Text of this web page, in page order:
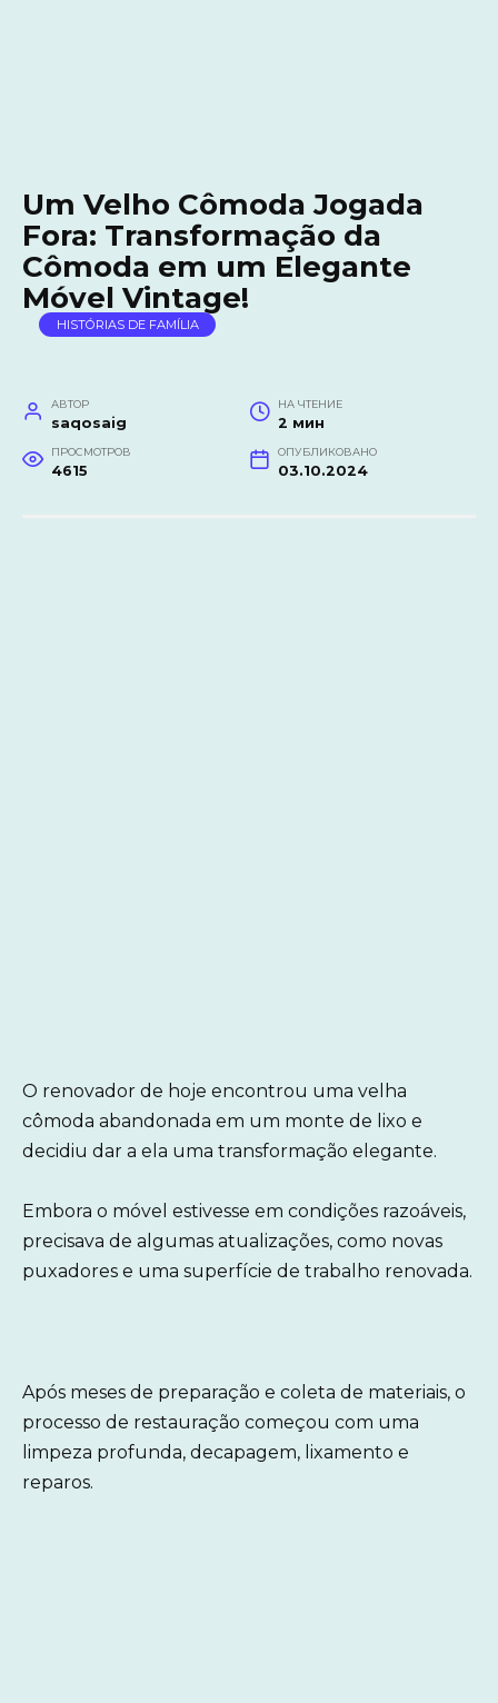
Um Velho Cômoda Jogada
Fora: Transformação da
Cômoda em um Elegante
Móvel Vintage!
HISTÓRIAS DE FAMÍLIA
АВТОР
saqosaig
НА ЧТЕНИЕ
2 мин
ПРОСМОТРОВ
4615
ОПУБЛИКОВАНО
03.10.2024
O renovador de hoje encontrou uma velha
cômoda abandonada em um monte de lixo e
decidiu dar a ela uma transformação elegante.
Embora o móvel estivesse em condições razoáveis,
precisava de algumas atualizações, como novas
puxadores e uma superfície de trabalho renovada.
Após meses de preparação e coleta de materiais, o
processo de restauração começou com uma
limpeza profunda, decapagem, lixamento e
reparos.